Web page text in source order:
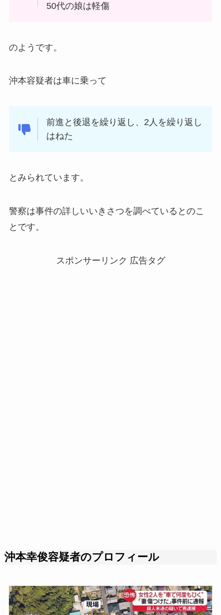
50代の娘は軽傷
のようです。
沖本容疑者は車に乗って
前進と後退を繰り返し、2人を繰り返し
はねた
とみられています。
警察は事件の詳しいいきさつを調べているとのこ
とです。
スポンサーリンク 広告タグ
沖本幸俊容疑者のプロフィール